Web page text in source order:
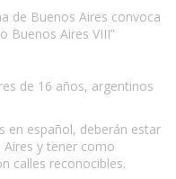
de Buenos Aires convoca
Buenos Aires VIII”
de 16 años, argentinos
en español, deberán estar
Aires y tener como
calles reconocibles.